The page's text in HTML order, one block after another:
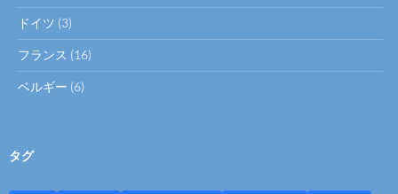
ドイツ (3)
フランス (16)
ベルギー (6)
タグ